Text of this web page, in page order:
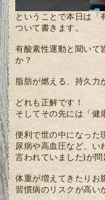
ということで本日は「
ついて書きます。
有酸素性運動と聞いて
か？
脂肪が燃える、持久力
どれも正解です！
そしてその先には「健
便利で世の中になった
尿病や高血圧など、い
言われていました)が問
体重が増えてきたりお
習慣病のリスクが高い